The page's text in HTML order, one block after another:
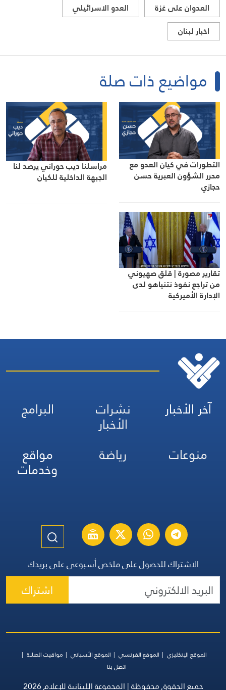
العدوان على غزة
العدو الاسرائيلي
اخبار لبنان
مواضيع ذات صلة
التطورات في كيان العدو مع
محرر الشؤون العبرية حسن
حجازي
مراسلنا ديب حوراني يرصد لنا
الجبهة الداخلية للكيان
تقارير مصورة | قلق صهيوني
من تراجع نفوذ نتنياهو لدى
الإدارة الأميركية
آخر الأخبار نشرات
الأخبار
البرامج
منوعات
رياضة مواقع
وخدمات
الاشتراك للحصول على ملخص أسبوعي على بريدك
اشتراك
الموقع الإنكليزي الموقع الفرنسي الموقع الأسباني
مواقيت الصلاة
اتصل بنا
جميع الحقوق محفوظة | المجموعة اللبنانية للإعلام 2026